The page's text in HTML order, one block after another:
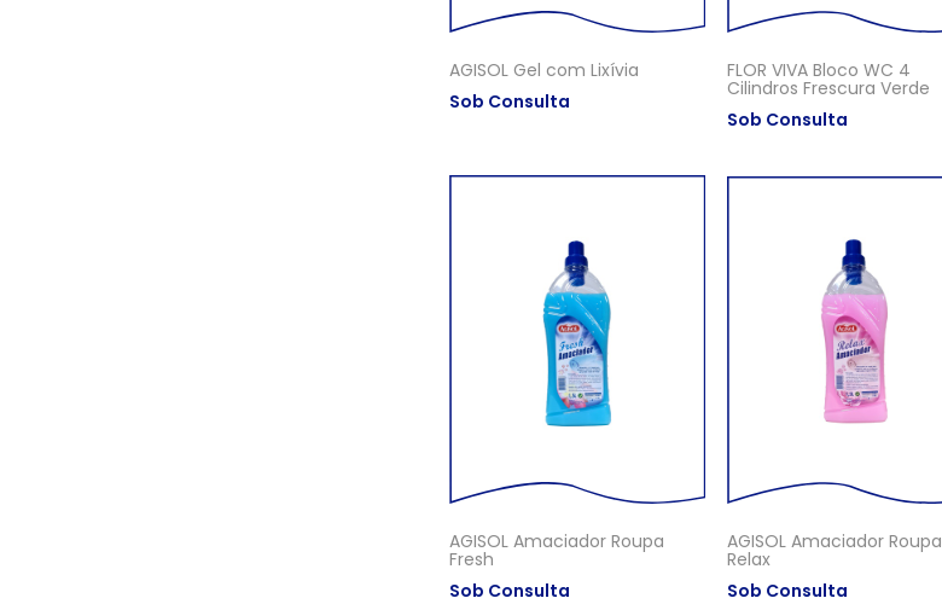
AGISOL Gel com Lixívia
Sob Consulta
FLOR VIVA Bloco WC 4
Cilindros Frescura Verde
Sob Consulta
AGISOL Amaciador Roupa
Fresh
Sob Consulta
AGISOL Amaciador Roupa
Relax
Sob Consulta